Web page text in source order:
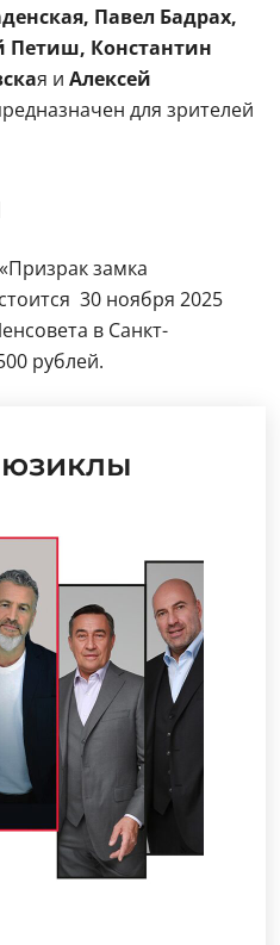
Павел Бадрах,
Петиш, Константин
я и Алексей
для зрителей
замка
30 ноября 2025
в Санкт-
рублей.